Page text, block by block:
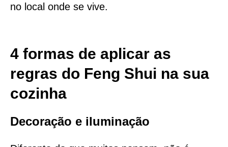
no local onde se vive.
4 formas de aplicar as
regras do Feng Shui na sua
cozinha
Decoração e iluminação